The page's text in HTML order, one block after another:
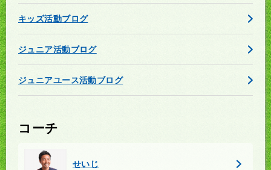
キッズ活動ブログ
ジュニア活動ブログ
ジュニアユース活動ブログ
コーチ
せいじ